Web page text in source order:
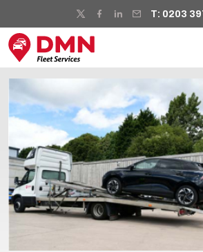
T: 0203